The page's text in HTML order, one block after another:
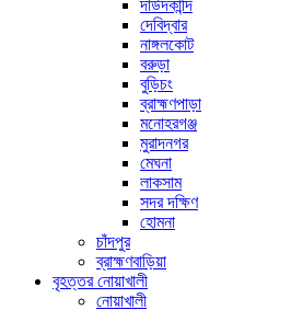
দাউদকান্দি
দেবিদ্বার
নাঙ্গলকোট
বরুড়া
বুড়িচং
ব্রাহ্মণপাড়া
মনোহরগঞ্জ
মুরাদনগর
মেঘনা
লাকসাম
সদর দক্ষিণ
হোমনা
চাঁদপুর
ব্রাহ্মণবাড়িয়া
বৃহত্তর নোয়াখালী
নোয়াখালী